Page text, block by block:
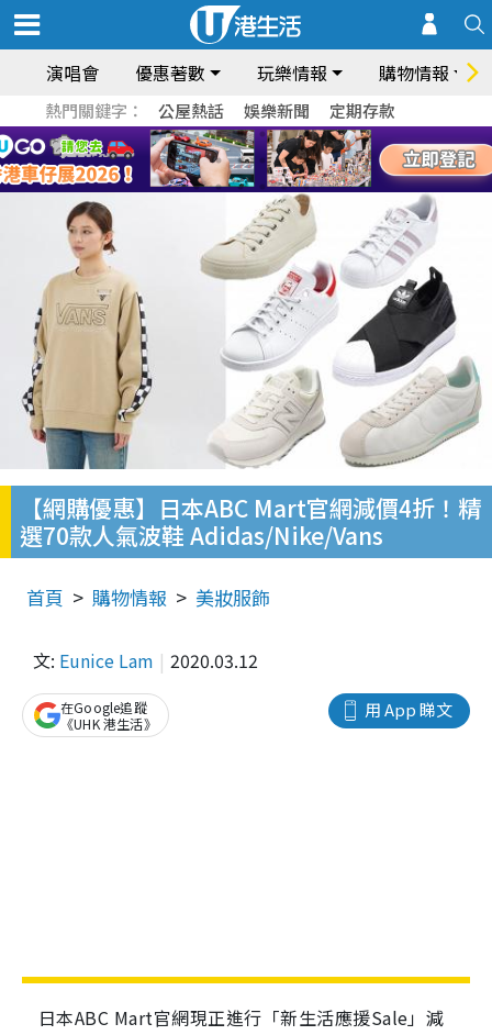
演唱會 優惠著數 玩樂情報 購物情報
熱門關鍵字： 公屋熱話 娛樂新聞 定期存款
【網購優惠】日本ABC Mart官網減價4折！精
選70款人氣波鞋 Adidas/Nike/Vans
首頁 購物情報 美妝服飾
文: Eunice Lam 2020.03.12
用 App 睇文
在Google追蹤
《UHK 港生活》
日本ABC Mart官網現正進行「新生活應援Sale」減